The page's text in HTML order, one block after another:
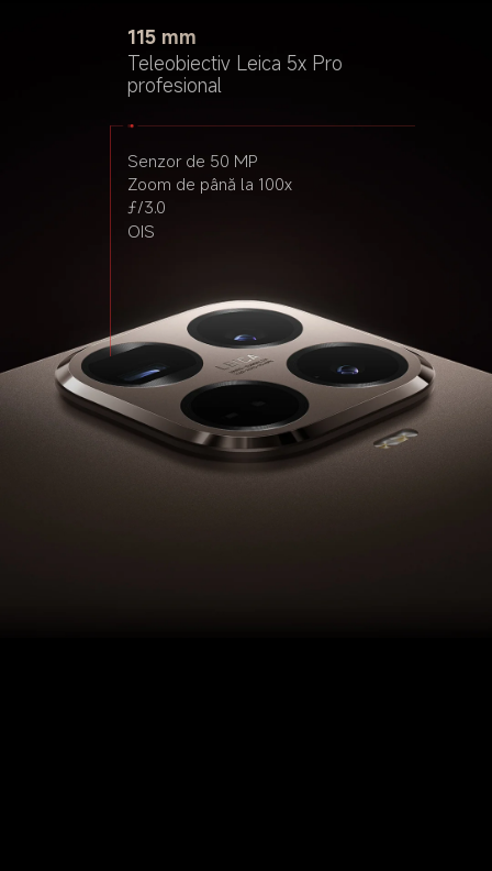
115 mm
Teleobiectiv Leica 5x Pro
profesional
Senzor de 50 MP
Zoom de până la 100x
ƒ/3.0
OIS
23 mm
Cameră principală Leica
Senzor de 50 MP
Light Fusion 900
15 mm
ultra-wide
Senzor de 12 MP